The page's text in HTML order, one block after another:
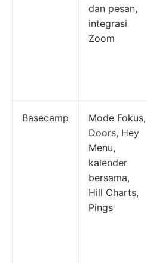
dan pesan,
integrasi
Zoom
Basecamp
Mode Fokus,
Doors, Hey
Menu,
kalender
bersama,
Hill Charts,
Pings